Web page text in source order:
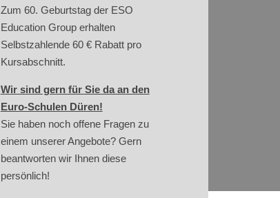
Zum 60. Geburtstag der ESO
Education Group erhalten
Selbstzahlende 60 € Rabatt pro
Kursabschnitt.
Wir sind gern für Sie da an den
Euro-Schulen Düren!
Sie haben noch offene Fragen zu
einem unserer Angebote? Gern
beantworten wir Ihnen diese
persönlich!